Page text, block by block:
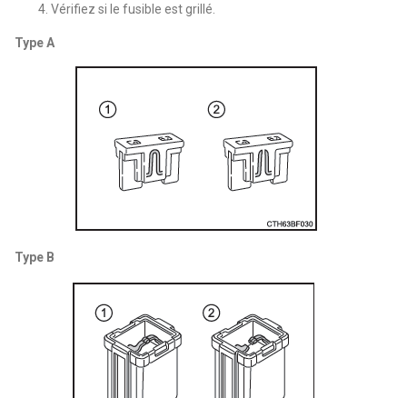
Vérifiez si le fusible est grillé.
Type A
Type B